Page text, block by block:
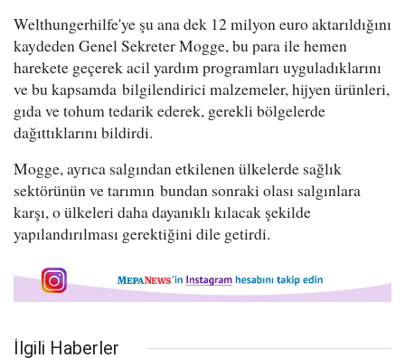
Welthungerhilfe'ye şu ana dek 12 milyon euro aktarıldığını
kaydeden Genel Sekreter Mogge, bu para ile hemen
harekete geçerek acil yardım programları uyguladıklarını
ve bu kapsamda bilgilendirici malzemeler, hijyen ürünleri,
gıda ve tohum tedarik ederek, gerekli bölgelerde
dağıttıklarını bildirdi.
Mogge, ayrıca salgından etkilenen ülkelerde sağlık
sektörünün ve tarımın bundan sonraki olası salgınlara
karşı, o ülkeleri daha dayanıklı kılacak şekilde
yapılandırılması gerektiğini dile getirdi.
İlgili Haberler